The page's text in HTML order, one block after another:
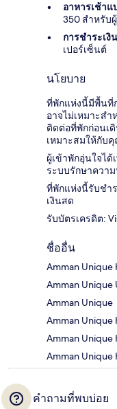
อาหารเช้า
350 สำหรับ
การชำระเงิ
เปอร์เซ็นต์
นโยบาย
ที่พักแห่งนี้มีพื้นที่ก
อาจไม่เหมาะส
ติดต่อที่พักก่อนเ
เหมาะสมให้กับ
ผู้เข้าพักอุ่นใจไ
ระบบรักษาควา
ที่พักแห่งนี้รับชำ
เงินสด
รับบัตรเครดิต:
ชื่ออื่น
Amman Unique
Amman Unique
Amman Unique
Amman Unique
Amman Unique
Amman Unique
คำถามที่พบบ่อย